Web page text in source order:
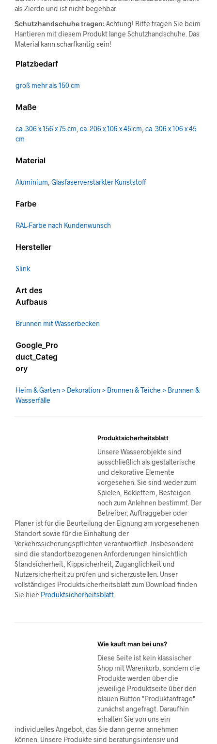
als Zierde und ist nicht begehbar.
Schutzhandschuhe tragen: Achtung! Bitte tragen Sie beim
Hantieren mit diesem Produkt lange Schutzhandschuhe. Das
Material kann scharfkantig sein!
Platzbedarf
groß mehr als 150 cm
Maße
ca. 306 x 156 x 75 cm ca. 206 x 106 x 45 cm ca. 306 x 106 x 45
cm
Material
Aluminium Glasfaserverstärkter Kunststoff
Farbe
RAL-Farbe nach Kundenwunsch
Hersteller
Slink
Art des
Aufbaus
Brunnen mit Wasserbecken
Google_Pro
duct_Categ
ory
Heim & Garten > Dekoration > Brunnen & Teiche > Brunnen &
Wasserfälle
Produktsicherheitsblatt
Unsere Wasserobjekte sind
ausschließlich als gestalterische
und dekorative Elemente
vorgesehen. Sie sind weder zum
Spielen, Beklettern, Besteigen
noch zum Anlehnen bestimmt. Der
Betreiber, Auftraggeber oder
Planer ist für die Beurteilung der Eignung am vorgesehenen
Standort sowie für die Einhaltung der
Verkehrssicherungspflichten verantwortlich. Insbesondere
sind die standortbezogenen Anforderungen hinsichtlich
Standsicherheit, Kippsicherheit, Zugänglichkeit und
Nutzersicherheit zu prüfen und sicherzustellen. Unser
vollständiges Produktsicherheitsblatt zum Download finden
Sie hier: Produktsicherheitsblatt
Wie kauft man bei uns?
Diese Seite ist kein klassischer
Shop mit Warenkorb, sondern die
Produkte werden über die
jeweilige Produktseite über den
blauen Button "Produktanfrage"
zunächst angefragt. Daraufhin
erhalten Sie von uns ein
individuelles Angebot, das Sie dann gerne annehmen
können. Unsere Produkte sind beratungsintensiv und